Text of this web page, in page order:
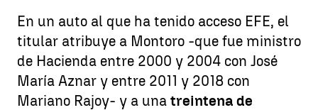
En un auto al que ha tenido acceso EFE, el
titular atribuye a Montoro -que fue ministro
de Hacienda entre 2000 y 2004 con José
María Aznar y entre 2011 y 2018 con
Mariano Rajoy- y a una treintena de